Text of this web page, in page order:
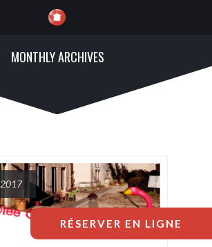
MONTHLY ARCHIVES
RÉSERVER EN LIGNE